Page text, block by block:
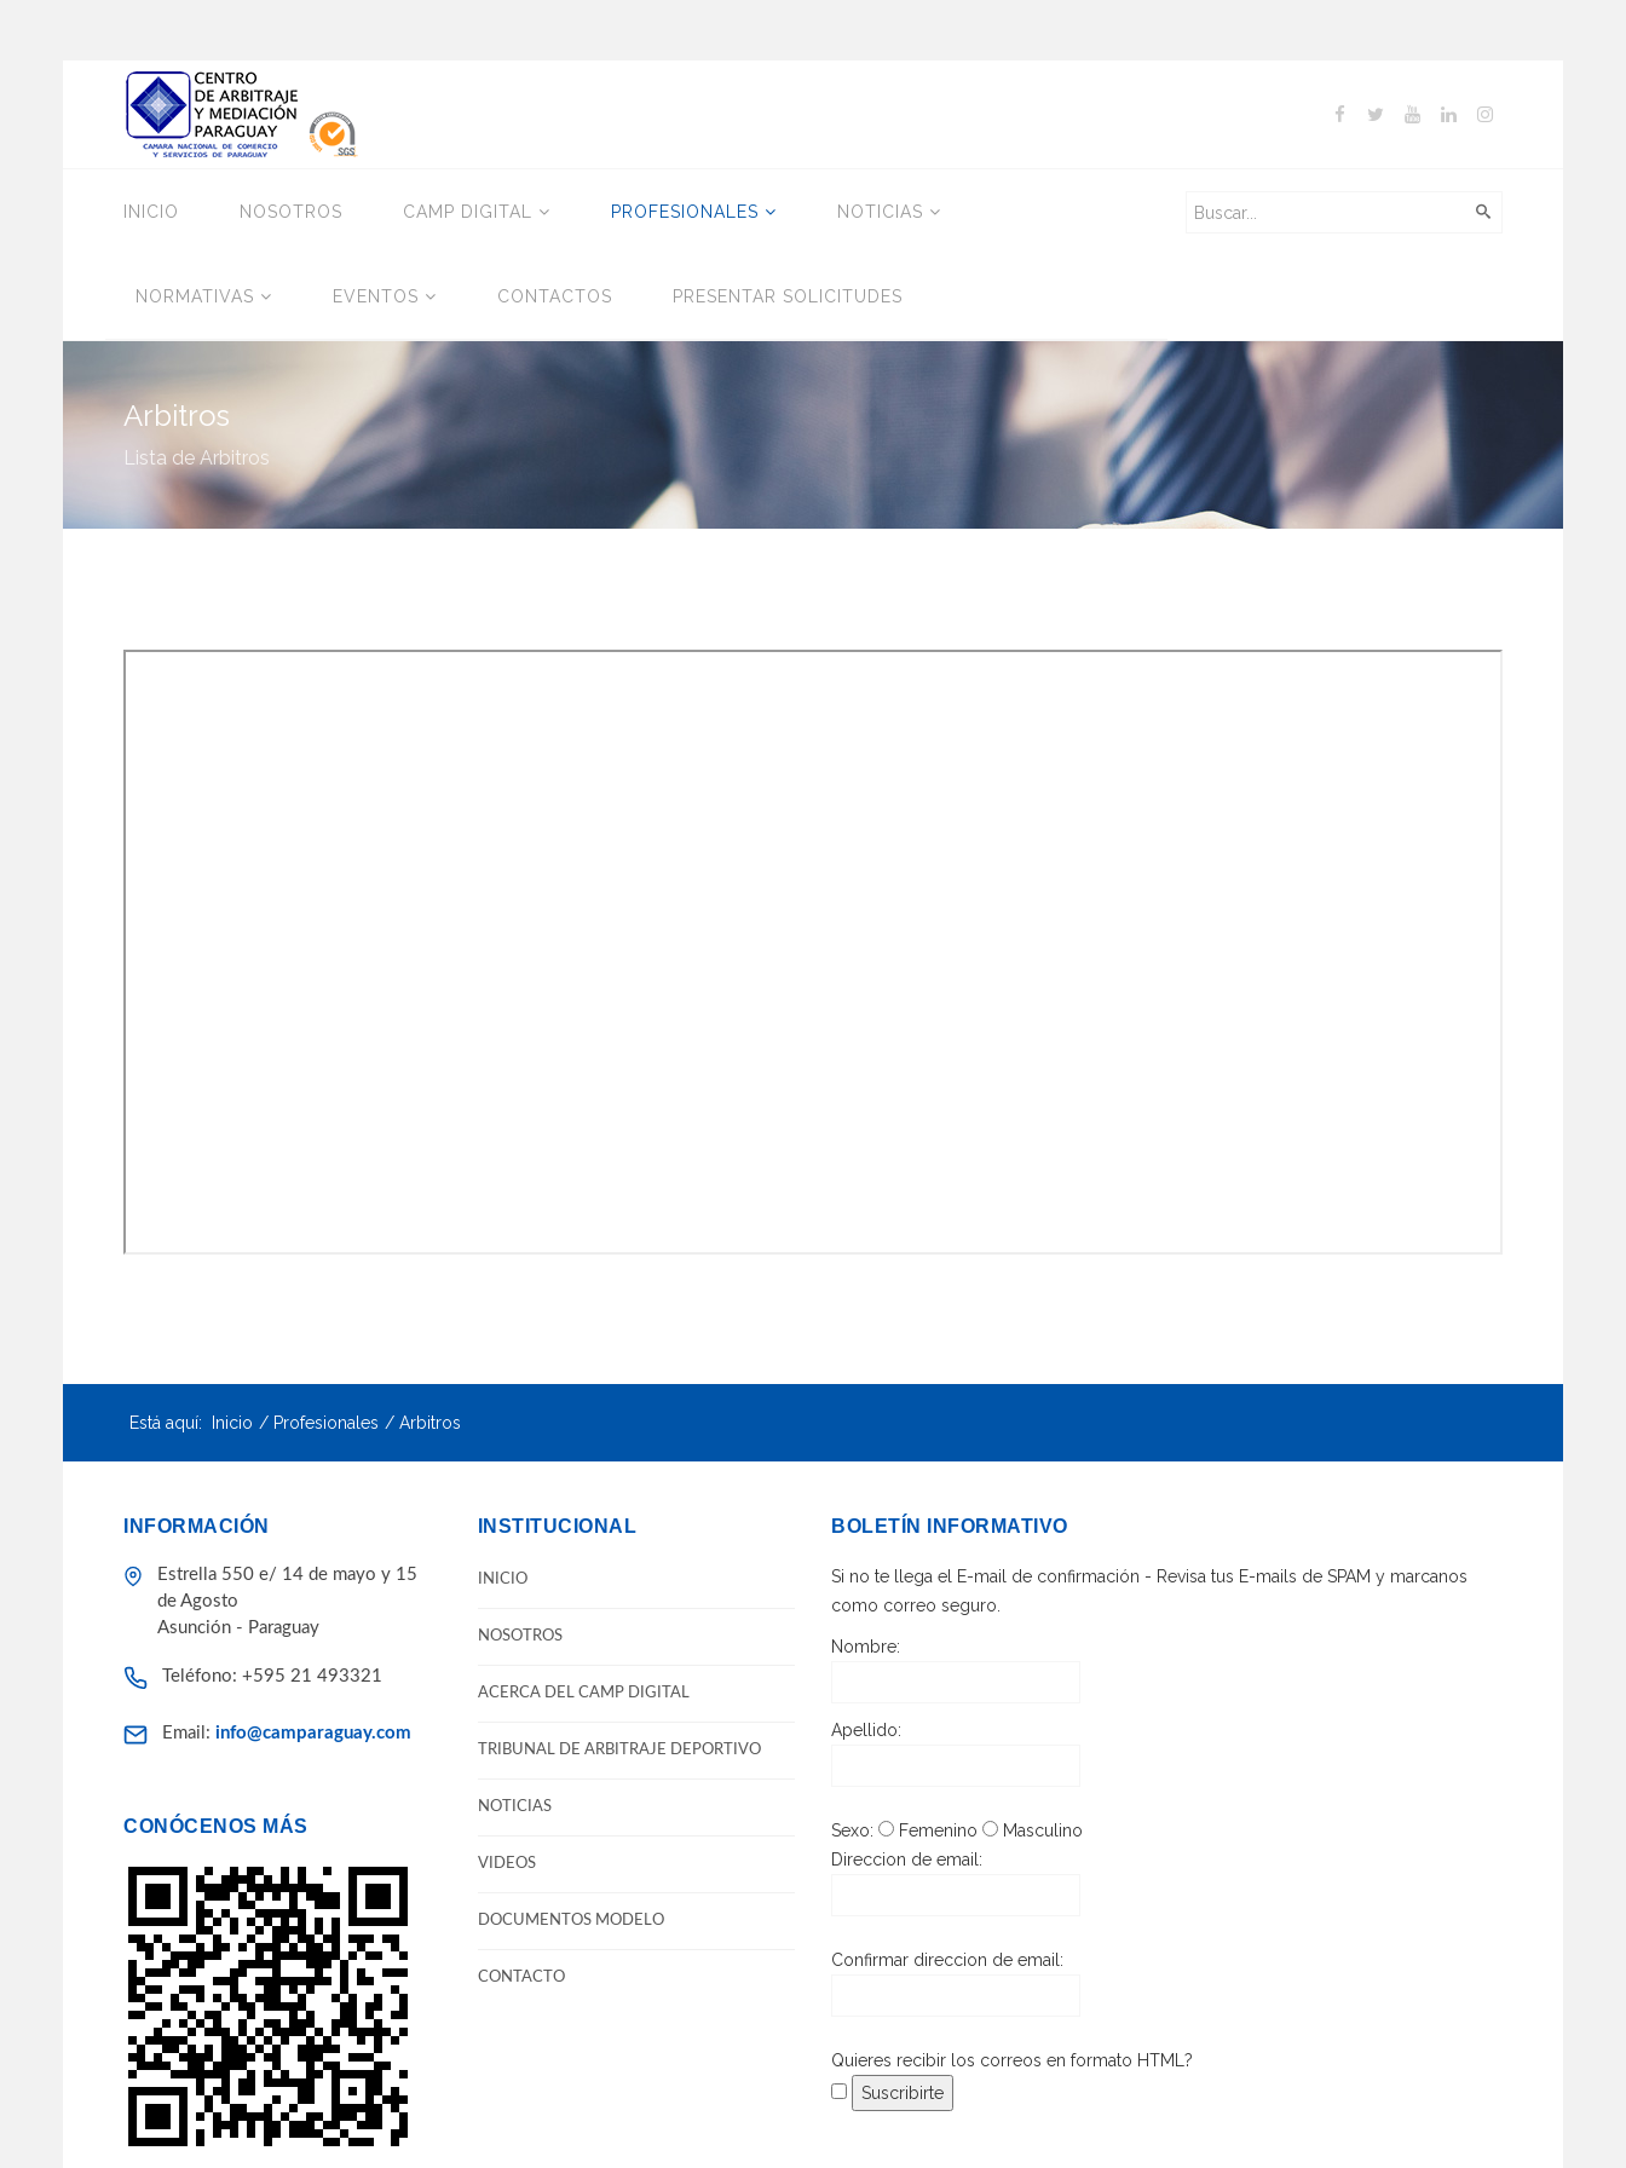
INICIO NOSOTROS CAMP DIGITAL PROFESIONALES NOTICIAS
NORMATIVAS EVENTOS CONTACTOS PRESENTAR SOLICITUDES
Arbitros
Lista de Arbitros
Está aquí: Inicio Profesionales Arbitros
INFORMACIÓN
Estrella 550 e/ 14 de mayo y 15
de Agosto
Asunción - Paraguay
Teléfono: +595 21 493321
Email: info@camparaguay.com
CONÓCENOS MÁS
INSTITUCIONAL
INICIO
NOSOTROS
ACERCA DEL CAMP DIGITAL
TRIBUNAL DE ARBITRAJE DEPORTIVO
NOTICIAS
VIDEOS
DOCUMENTOS MODELO
CONTACTO
BOLETÍN INFORMATIVO
Si no te llega el E-mail de confirmación - Revisa tus E-mails de SPAM y marcanos
como correo seguro.
Nombre:
Apellido:
Sexo: Femenino
Masculino
Direccion de email:
Confirmar direccion de email:
Quieres recibir los correos en formato HTML?